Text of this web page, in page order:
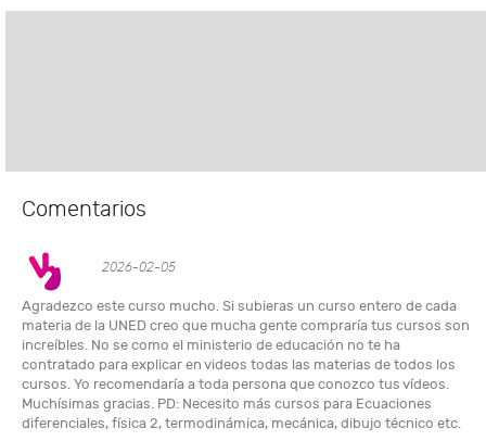
Comentarios
2026-02-05
Agradezco este curso mucho. Si subieras un curso entero de cada
materia de la UNED creo que mucha gente compraría tus cursos son
increíbles. No se como el ministerio de educación no te ha
contratado para explicar en videos todas las materias de todos los
cursos. Yo recomendaría a toda persona que conozco tus vídeos.
Muchísimas gracias. PD: Necesito más cursos para Ecuaciones
diferenciales, física 2, termodinámica, mecánica, dibujo técnico etc.